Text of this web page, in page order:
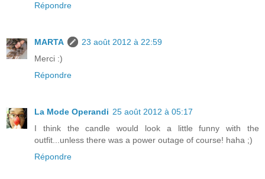
Répondre
MARTA
23 août 2012 à 22:59
Merci :)
Répondre
La Mode Operandi 25 août 2012 à 05:17
I think the candle would look a little funny with the
outfit...unless there was a power outage of course! haha ;)
Répondre